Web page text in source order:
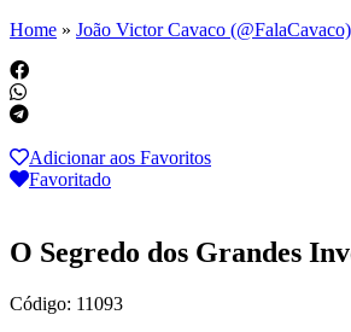
Home » João Victor Cavaco (@FalaCavaco)
Adicionar aos Favoritos
Favoritado
O Segredo dos Grandes
Código: 11093